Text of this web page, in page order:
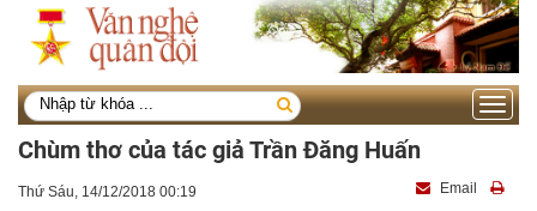
Toggle
Chùm thơ của tác giả Trần Đăng Huấn
Thứ Sáu, 14/12/2018 00:19 Email